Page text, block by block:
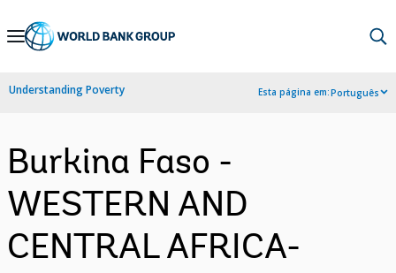
Skip
Navigation
Understanding Poverty Esta página em:Português
Burkina Faso -
WESTERN AND
CENTRAL AFRICA-